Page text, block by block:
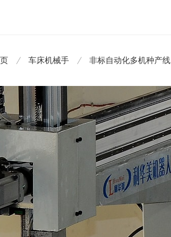
车床机械手 非标自动化多机种产线